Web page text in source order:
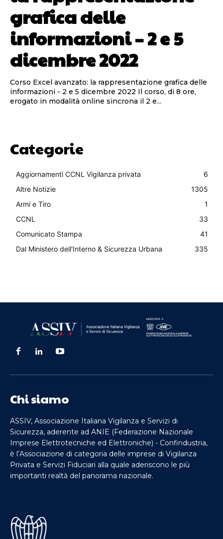
grafica delle
informazioni – 2 e 5
dicembre 2022
Corso Excel avanzato: la rappresentazione grafica delle
informazioni - 2 e 5 dicembre 2022 Il corso, di 8 ore,
erogato in modalità online sincrona il 2 e...
Categorie
Aggiornamenti CCNL Vigilanza privata
6
Altre Notizie
1305
Armi e Tiro
1
CCNL
33
Comunicato Stampa
41
Dal Ministero dell'Interno & Sicurezza Urbana
335
Chi siamo
ASSIV, Associazione Italiana Vigilanza e Servizi di
Sicurezza, aderente ad ANIE (Federazione Nazionale
Imprese Elettrotecniche ed Elettroniche) - Confindustria,
è l’Associazione di categoria delle imprese di Vigilanza
Privata e Servizi Fiduciari alla quale aderiscono le più
importanti realtà del panorama nazionale.